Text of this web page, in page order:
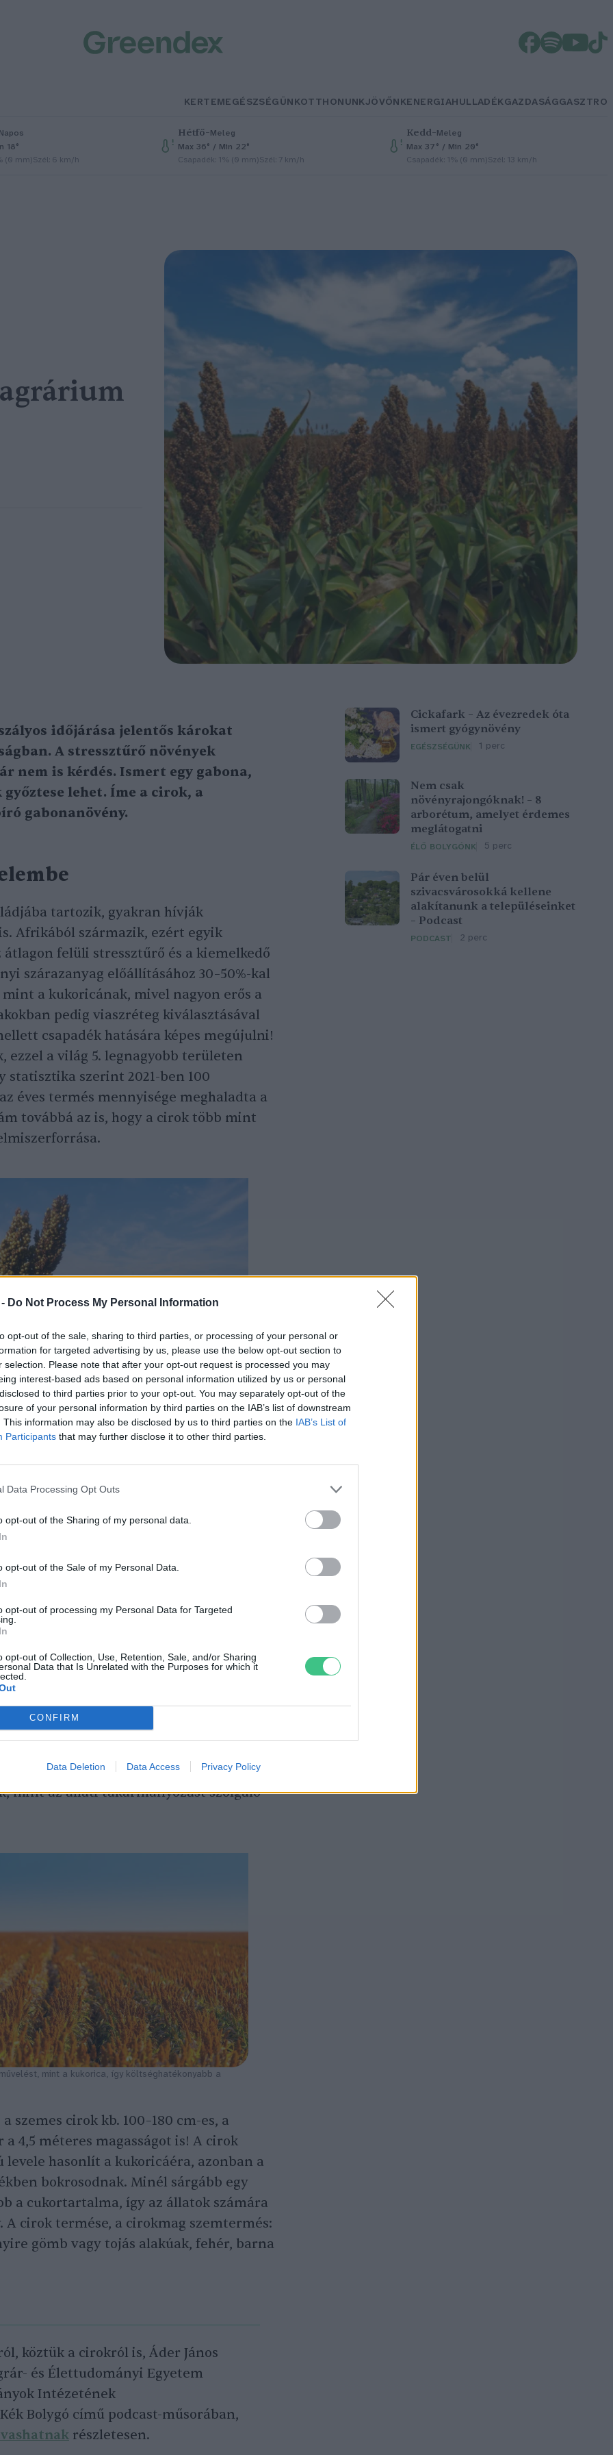
Do Not Process My Personal Information
opt-out of the sale, sharing to third parties, or processing of your personal or
for targeted advertising by us, please use the below opt-out section to
selection. Please note that after your opt-out request is processed you may
interest-based ads based on personal information utilized by us or personal
to third parties prior to your opt-out. You may separately opt-out of the
of your personal information by third parties on the IAB’s list of downstream
This information may also be disclosed by us to third parties on the IAB’s List of
Participants that may further disclose it to other third parties.
Data Processing Opt Outs
opt-out of the Sharing of my personal data.
opt-out of the Sale of my Personal Data.
opt-out of processing my Personal Data for Targeted
opt-out of Collection, Use, Retention, Sale, and/or Sharing
Data that Is Unrelated with the Purposes for which it
CONFIRM
Data Deletion Data Access Privacy Policy
KERTEMEGÉSZSÉGÜNKOTTHONUNKJÖVŐNKENERGIAHULLADÉKGAZDASÁGGASZTRO
Napos
18°
(0 mm)Szél: 6 km/h
Hétfő–Meleg
Max 36° / Min 22°
Csapadék: 1% (0 mm)Szél: 7 km/h
Kedd–Meleg
Max 37° / Min 20°
Csapadék: 1% (0 mm)Szél: 13 km/h
időjárása jelentős károkat
A stressztűrő növények
nem is kérdés. Ismert egy gabona,
lehet. Íme a cirok, a
gabonanövény.
tartozik, gyakran hívják
Afrikából származik, ezért egyik
felüli stressztűrő és a kiemelkedő
szárazanyag előállításához 30–50%-kal
mint a kukoricának, mivel nagyon erős a
pedig viaszréteg kiválasztásával
csapadék hatására képes megújulni!
a világ 5. legnagyobb területen
statisztika szerint 2021-ben 100
éves termés mennyisége meghaladta a
továbbá az is, hogy a cirok több mint
agrárium megmentője.
a kukorica pótlására. Nem igényel
a kukorica, így költséghatékonyabb is
A cirok fajtái egymással
hibridnövénnyel találkozhatunk a
remek
(körülbelül kétszer annyi
Szára belül hengeres, tömött,
részekre tagolt. Szárvastagsága a
cirok, amit az ember is fogyaszt,
mint az állati takarmányozást szolgáló
mint a kukorica, így költséghatékonyabb a
szemes cirok kb. 100–180 cm-es, a
4,5 méteres magasságot is! A cirok
levele hasonlít a kukoricáéra, azonban a
bokrosodnak. Minél sárgább egy
a cukortartalma, így az állatok számára
cirok termése, a cirokmag szemtermés:
gömb vagy tojás alakúak, fehér, barna
köztük a cirokról is, Áder János
és Élettudományi Egyetem
Intézetének
Bolygó című podcast-műsorában,
atnak részletesen.
Cickafark – Az évezredek óta
ismert gyógynövény
EGÉSZSÉGÜNK 1 perc
Nem csak
növényrajongóknak! – 8
arborétum, amelyet érdemes
meglátogatni
ÉLŐ BOLYGÓNK 5 perc
Pár éven belül
szivacsvárosokká kellene
alakítanunk a településeinket
– Podcast
PODCAST 2 perc